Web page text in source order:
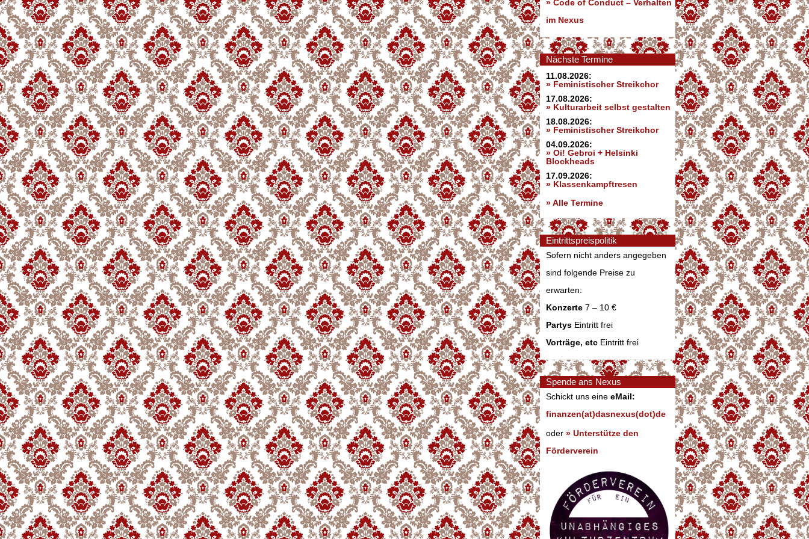
» Code of Conduct – Verhalten
im Nexus
Nächste Termine
11.08.2026:
» Feministischer Streikchor
17.08.2026:
» Kulturarbeit selbst gestalten
18.08.2026:
» Feministischer Streikchor
04.09.2026:
» Oi! Gebroi + Helsinki
Blockheads
17.09.2026:
» Klassenkampftresen
» Alle Termine
Eintrittspreispolitik
Sofern nicht anders angegeben
sind folgende Preise zu
erwarten:
Konzerte 7 – 10 €
Partys Eintritt frei
Vorträge, etc Eintritt frei
Spende ans Nexus
Schickt uns eine eMail:
finanzen(at)dasnexus(dot)de
oder » Unterstütze den
Förderverein